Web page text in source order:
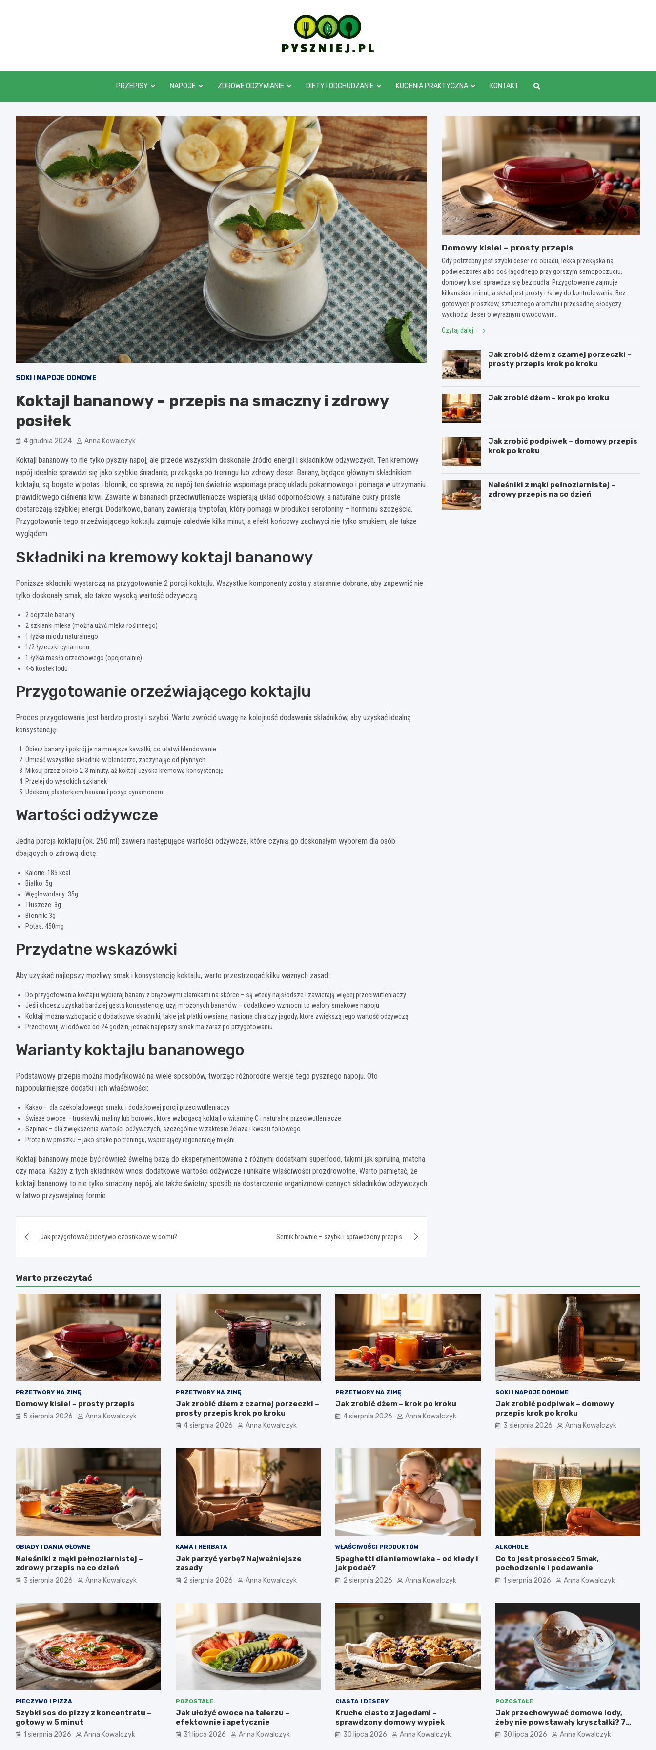
pyszniej.pl
PRZEPISY NAPOJE ZDROWE ODŻYWIANIE DIETY I ODCHUDZANIE KUCHNIA PRAKTYCZNA KONTAKT
SOKI I NAPOJE DOMOWE
Koktajl bananowy – przepis na smaczny i zdrowy
posiłek
4 grudnia 2024 Anna Kowalczyk
Koktajl bananowy to nie tylko pyszny napój, ale przede wszystkim doskonałe źródło energii i składników odżywczych. Ten kremowy
napój idealnie sprawdzi się jako szybkie śniadanie, przekąska po treningu lub zdrowy deser. Banany, będące głównym składnikiem
koktajlu, są bogate w potas i błonnik, co sprawia, że napój ten świetnie wspomaga pracę układu pokarmowego i pomaga w utrzymaniu
prawidłowego ciśnienia krwi. Zawarte w bananach przeciwutleniacze wspierają układ odpornościowy, a naturalne cukry proste
dostarczają szybkiej energii. Dodatkowo, banany zawierają tryptofan, który pomaga w produkcji serotoniny – hormonu szczęścia.
Przygotowanie tego orzeźwiającego koktajlu zajmuje zaledwie kilka minut, a efekt końcowy zachwyci nie tylko smakiem, ale także
wyglądem.
Składniki na kremowy koktajl bananowy
Poniższe składniki wystarczą na przygotowanie 2 porcji koktajlu. Wszystkie komponenty zostały starannie dobrane, aby zapewnić nie
tylko doskonały smak, ale także wysoką wartość odżywczą:
2 dojrzałe banany
2 szklanki mleka (można użyć mleka roślinnego)
1 łyżka miodu naturalnego
1/2 łyżeczki cynamonu
1 łyżka masła orzechowego (opcjonalnie)
4-5 kostek lodu
Przygotowanie orzeźwiającego koktajlu
Proces przygotowania jest bardzo prosty i szybki. Warto zwrócić uwagę na kolejność dodawania składników, aby uzyskać idealną
konsystencję:
Obierz banany i pokrój je na mniejsze kawałki, co ułatwi blendowanie
Umieść wszystkie składniki w blenderze, zaczynając od płynnych
Miksuj przez około 2-3 minuty, aż koktajl uzyska kremową konsystencję
Przelej do wysokich szklanek
Udekoruj plasterkiem banana i posyp cynamonem
Wartości odżywcze
Jedna porcja koktajlu (ok. 250 ml) zawiera następujące wartości odżywcze, które czynią go doskonałym wyborem dla osób
dbających o zdrową dietę:
Kalorie: 185 kcal
Białko: 5g
Węglowodany: 35g
Tłuszcze: 3g
Błonnik: 3g
Potas: 450mg
Przydatne wskazówki
Aby uzyskać najlepszy możliwy smak i konsystencję koktajlu, warto przestrzegać kilku ważnych zasad:
Do przygotowania koktajlu wybieraj banany z brązowymi plamkami na skórce – są wtedy najsłodsze i zawierają więcej przeciwutleniaczy
Jeśli chcesz uzyskać bardziej gęstą konsystencję, użyj mrożonych bananów – dodatkowo wzmocni to walory smakowe napoju
Koktajl można wzbogacić o dodatkowe składniki, takie jak płatki owsiane, nasiona chia czy jagody, które zwiększą jego wartość odżywczą
Przechowuj w lodówce do 24 godzin, jednak najlepszy smak ma zaraz po przygotowaniu
Warianty koktajlu bananowego
Podstawowy przepis można modyfikować na wiele sposobów, tworząc różnorodne wersje tego pysznego napoju. Oto
najpopularniejsze dodatki i ich właściwości:
Kakao – dla czekoladowego smaku i dodatkowej porcji przeciwutleniaczy
Świeże owoce – truskawki, maliny lub borówki, które wzbogacą koktajl o witaminę C i naturalne przeciwutleniacze
Szpinak – dla zwiększenia wartości odżywczych, szczególnie w zakresie żelaza i kwasu foliowego
Protein w proszku – jako shake po treningu, wspierający regenerację mięśni
Koktajl bananowy może być również świetną bazą do eksperymentowania z różnymi dodatkami superfood, takimi jak spirulina, matcha
czy maca. Każdy z tych składników wnosi dodatkowe wartości odżywcze i unikalne właściwości prozdrowotne. Warto pamiętać, że
koktajl bananowy to nie tylko smaczny napój, ale także świetny sposób na dostarczenie organizmowi cennych składników odżywczych
w łatwo przyswajalnej formie.
wpisu
Jak przygotować pieczywo czosnkowe w domu? Sernik brownie – szybki i sprawdzony przepis
Domowy kisiel – prosty przepis
Gdy potrzebny jest szybki deser do obiadu, lekka przekąska na
podwieczorek albo coś łagodnego przy gorszym samopoczuciu,
domowy kisiel sprawdza się bez pudła. Przygotowanie zajmuje
kilkanaście minut, a skład jest prosty i łatwy do kontrolowania. Bez
gotowych proszków, sztucznego aromatu i przesadnej słodyczy
wychodzi deser o wyraźnym owocowym…
Czytaj dalej
Jak zrobić dżem z czarnej porzeczki –
prosty przepis krok po kroku
Jak zrobić dżem – krok po kroku
Jak zrobić podpiwek – domowy przepis
krok po kroku
Naleśniki z mąki pełnoziarnistej –
zdrowy przepis na co dzień
Warto przeczytać
PRZETWORY NA ZIMĘ
Domowy kisiel – prosty przepis
5 sierpnia 2026 Anna Kowalczyk
PRZETWORY NA ZIMĘ
Jak zrobić dżem z czarnej porzeczki –
prosty przepis krok po kroku
4 sierpnia 2026 Anna Kowalczyk
PRZETWORY NA ZIMĘ
Jak zrobić dżem – krok po kroku
4 sierpnia 2026 Anna Kowalczyk
SOKI I NAPOJE DOMOWE
Jak zrobić podpiwek – domowy
przepis krok po kroku
3 sierpnia 2026 Anna Kowalczyk
OBIADY I DANIA GŁÓWNE
Naleśniki z mąki pełnoziarnistej –
zdrowy przepis na co dzień
3 sierpnia 2026 Anna Kowalczyk
KAWA I HERBATA
Jak parzyć yerbę? Najważniejsze
zasady
2 sierpnia 2026 Anna Kowalczyk
WŁAŚCIWOŚCI PRODUKTÓW
Spaghetti dla niemowlaka – od kiedy i
jak podać?
2 sierpnia 2026 Anna Kowalczyk
ALKOHOLE
Co to jest prosecco? Smak,
pochodzenie i podawanie
1 sierpnia 2026 Anna Kowalczyk
PIECZYWO I PIZZA
Szybki sos do pizzy z koncentratu –
gotowy w 5 minut
1 sierpnia 2026 Anna Kowalczyk
POZOSTAŁE
Jak ułożyć owoce na talerzu –
efektownie i apetycznie
31 lipca 2026 Anna Kowalczyk
CIASTA I DESERY
Kruche ciasto z jagodami –
sprawdzony domowy wypiek
30 lipca 2026 Anna Kowalczyk
POZOSTAŁE
Jak przechowywać domowe lody,
żeby nie powstawały kryształki? 7
najważniejszych zasad.
30 lipca 2026 Anna Kowalczyk